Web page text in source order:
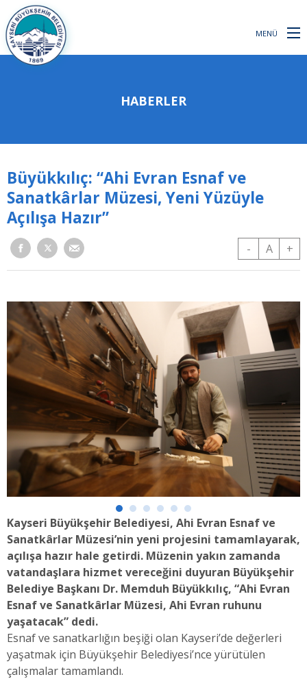
MENÜ
HABERLER
Büyükkılıç: “Ahi Evran Esnaf ve
Sanatkârlar Müzesi, Yeni Yüzüyle
Açılışa Hazır”
- A +
Kayseri Büyükşehir Belediyesi, Ahi Evran Esnaf ve
Sanatkârlar Müzesi’nin yeni projesini tamamlayarak,
açılışa hazır hale getirdi. Müzenin yakın zamanda
vatandaşlara hizmet vereceğini duyuran Büyükşehir
Belediye Başkanı Dr. Memduh Büyükkılıç, “Ahi Evran
Esnaf ve Sanatkârlar Müzesi, Ahi Evran ruhunu
yaşatacak” dedi.
Esnaf ve sanatkarlığın beşiği olan Kayseri’de değerleri
yaşatmak için Büyükşehir Belediyesi’nce yürütülen
çalışmalar tamamlandı.